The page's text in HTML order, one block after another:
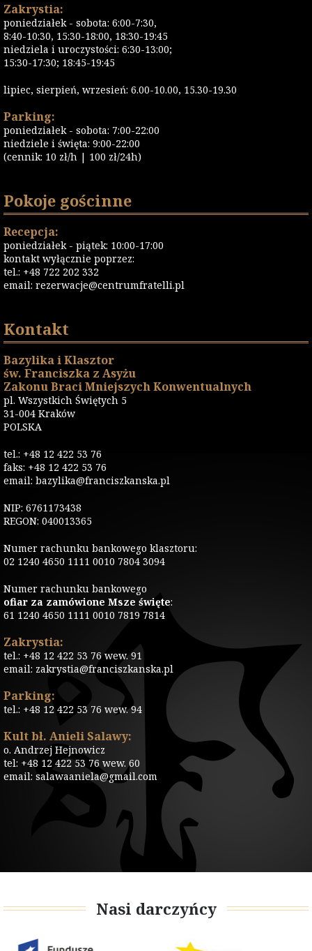
Zakrystia:
poniedziałek - sobota: 6:00-7:30,
8:40-10:30, 15:30-18:00, 18:30-19:45
niedziela i uroczystości: 6:30-13:00;
15:30-17:30; 18:45-19:45
lipiec, sierpień, wrzesień: 6.00-10.00, 15.30-19.30
Parking:
poniedziałek - sobota: 7:00-22:00
niedziele i święta: 9:00-22:00
(cennik: 10 zł/h | 100 zł/24h)
Pokoje gościnne
Recepcja:
poniedziałek - piątek: 10:00-17:00
kontakt wyłącznie poprzez:
tel.: +48 722 202 332
email: rezerwacje@centrumfratelli.pl
Kontakt
Bazylika i Klasztor
św. Franciszka z Asyżu
Zakonu Braci Mniejszych Konwentualnych
pl. Wszystkich Świętych 5
31-004 Kraków
POLSKA
tel.: +48 12 422 53 76
faks: +48 12 422 53 76
email: bazylika@franciszkanska.pl
NIP: 6761173438
REGON: 040013365
Numer rachunku bankowego klasztoru:
02 1240 4650 1111 0010 7804 3094
Numer rachunku bankowego
ofiar za zamówione Msze święte:
61 1240 4650 1111 0010 7819 7814
Zakrystia:
tel.: +48 12 422 53 76 wew. 91
email: zakrystia@franciszkanska.pl
Parking:
tel.: +48 12 422 53 76 wew. 94
Kult bł. Anieli Salawy:
o. Andrzej Hejnowicz
tel: +48 12 422 53 76 wew. 60
email: salawaaniela@gmail.com
Nasi darczyńcy